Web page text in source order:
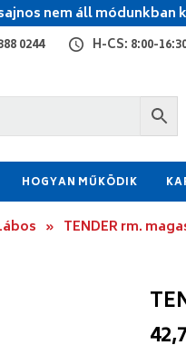
nem áll módunkban
0244 H-CS: 8:00-
HOGYAN MŰKÖDIK
» TENDER rm.